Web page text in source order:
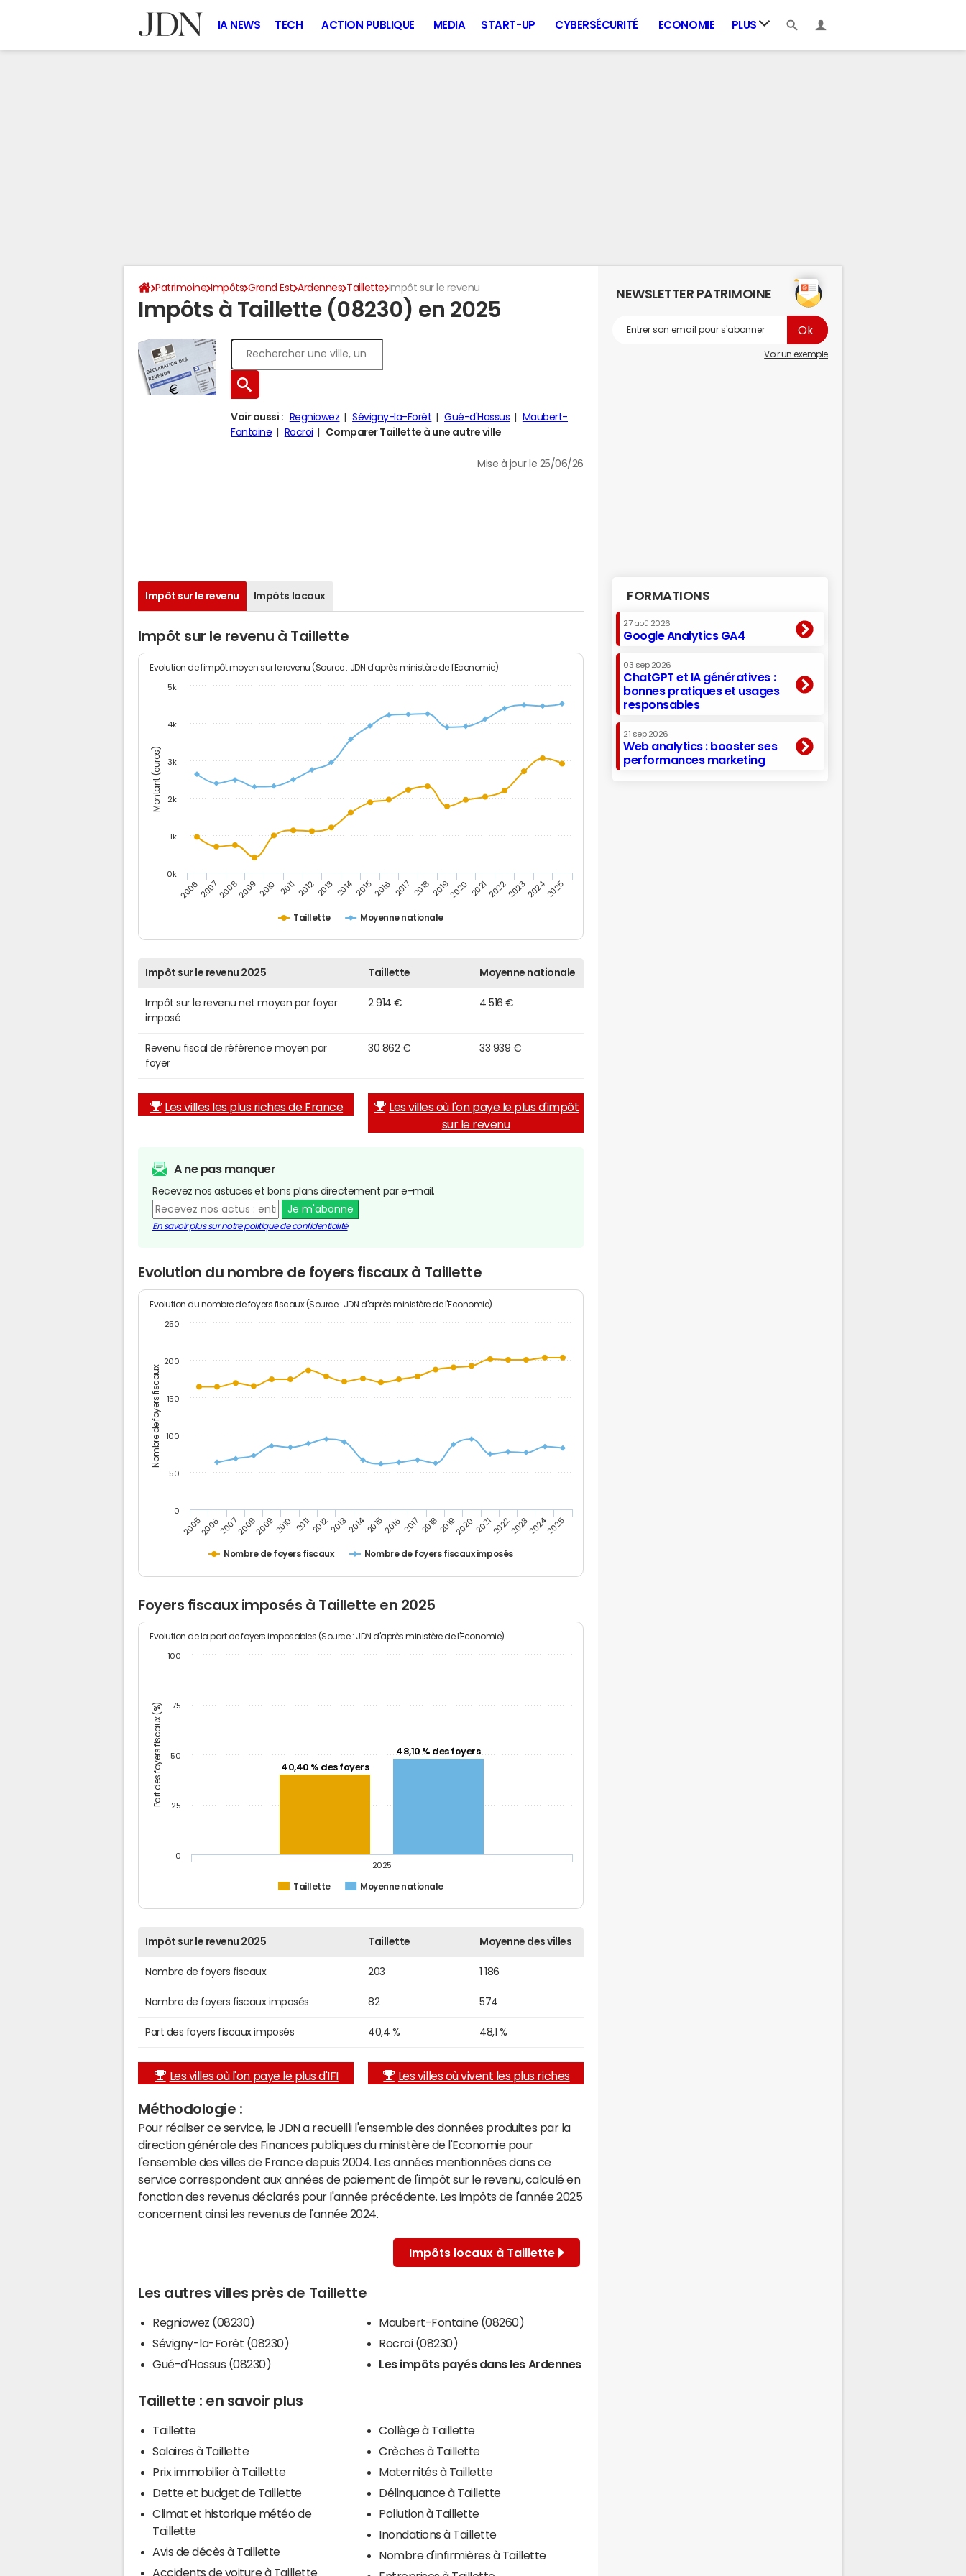
IA NEWS TECH ACTION PUBLIQUE MEDIA START-UP CYBERSÉCURITÉ ECONOMIE PLUS
Patrimoine Impôts Grand Est Ardennes Taillette Impôt sur le revenu
Impôts à Taillette (08230) en 2025
Voir aussi : Regniowez Sévigny-la-Forêt Gué-d'Hossus
Maubert-
Fontaine
Rocroi Comparer Taillette à une autre ville
Mise à jour le 25/06/26
Impôt sur le revenu Impôts locaux
Impôt sur le revenu à Taillette
Montant (euros)
Evolution de l'impôt moyen sur le revenu (Source : JDN d'après ministère de l'Economie)
Taillette Moyenne nationale
20062007200820092010 2011 20122013 201420152016 2017 201820192020 20212022202320242025
0k
1k
2k
3k
4k
5k
Impôt sur le revenu 2025 Taillette Moyenne nationale
Impôt sur le revenu net moyen par foyer
imposé
2 914 € 4 516 €
Revenu fiscal de référence moyen par
foyer
30 862 € 33 939 €
Les villes les plus riches de France
Les villes où l'on paye le plus d'impôt
sur le revenu
A ne pas manquer
Recevez nos astuces et bons plans directement par e-mail.
Je m'abonne
En savoir plus sur notre politique de confidentialité
Evolution du nombre de foyers fiscaux à Taillette
Nombre de foyers fiscaux
Evolution du nombre de foyers fiscaux (Source : JDN d'après ministère de l'Economie)
Nombre de foyers fiscaux Nombre de foyers fiscaux imposés
200520062007200820092010 201120122013201420152016 2017 20182019202020212022202320242025
0
50
100
150
200
250
Foyers fiscaux imposés à Taillette en 2025
Part des foyers fiscaux (%)
Evolution de la part de foyers imposables (Source : JDN d'après ministère de l'Economie)
40,40 % des foyers
48,10 % des foyers
Taillette Moyenne nationale
2025
0
25
50
75
100
Impôt sur le revenu 2025 Taillette Moyenne des villes
Nombre de foyers fiscaux 203 1 186
Nombre de foyers fiscaux imposés 82 574
Part des foyers fiscaux imposés 40,4 % 48,1 %
Les villes où l'on paye le plus d'IFI Les villes où vivent les plus riches
Méthodologie :
Pour réaliser ce service, le JDN a recueilli l'ensemble des données produites par la
direction générale des Finances publiques du ministère de l'Economie pour
l'ensemble des villes de France depuis 2004. Les années mentionnées dans ce
service correspondent aux années de paiement de l'impôt sur le revenu, calculé en
fonction des revenus déclarés pour l'année précédente. Les impôts de l'année 2025
concernent ainsi les revenus de l'année 2024.
Impôts locaux à Taillette
Les autres villes près de Taillette
Regniowez (08230)
Sévigny-la-Forêt (08230)
Gué-d'Hossus (08230)
Maubert-Fontaine (08260)
Rocroi (08230)
Les impôts payés dans les Ardennes
Taillette : en savoir plus
Taillette
Salaires à Taillette
Prix immobilier à Taillette
Dette et budget de Taillette
Climat et historique météo de
Taillette
Avis de décès à Taillette
Accidents de voiture à Taillette
Collège à Taillette
Crèches à Taillette
Maternités à Taillette
Délinquance à Taillette
Pollution à Taillette
Inondations à Taillette
Nombre d'infirmières à Taillette
NEWSLETTER PATRIMOINE
Voir un exemple
FORMATIONS
27 aoû 2026
Google Analytics GA4
03 sep 2026
ChatGPT et IA génératives :
bonnes pratiques et usages
responsables
21 sep 2026
Web analytics : booster ses
performances marketing